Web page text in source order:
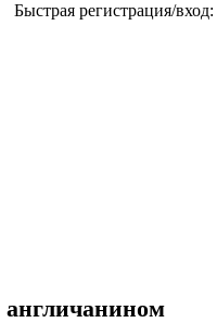
Быстрая регистрация/вход: